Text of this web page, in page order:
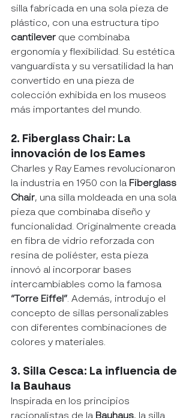
silla fabricada en una sola pieza de
plástico, con una estructura tipo
cantilever que combinaba
ergonomía y flexibilidad. Su estética
vanguardista y su versatilidad la han
convertido en una pieza de
colección exhibida en los museos
más importantes del mundo.
2. Fiberglass Chair: La
innovación de los Eames
Charles y Ray Eames revolucionaron
la industria en 1950 con la Fiberglass
Chair, una silla moldeada en una sola
pieza que combinaba diseño y
funcionalidad. Originalmente creada
en fibra de vidrio reforzada con
resina de poliéster, esta pieza
innovó al incorporar bases
intercambiables como la famosa
“Torre Eiffel”. Además, introdujo el
concepto de sillas personalizables
con diferentes combinaciones de
colores y materiales.
3. Silla Cesca: La influencia de
la Bauhaus
Inspirada en los principios
racionalistas de la Bauhaus, la silla